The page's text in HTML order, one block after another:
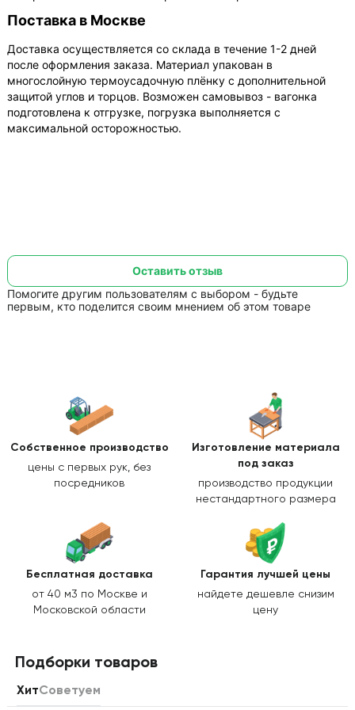
Поставка в Москве
Доставка осуществляется со склада в течение 1-2 дней
после оформления заказа. Материал упакован в
многослойную термоусадочную плёнку с дополнительной
защитой углов и торцов. Возможен самовывоз - вагонка
подготовлена к отгрузке, погрузка выполняется с
максимальной осторожностью.
Помогите другим пользователям с выбором - будьте
первым, кто поделится своим мнением об этом товаре
Оставить отзыв
Собственное производство
цены с первых рук, без
посредников
Изготовление материала
под заказ
производство продукции
нестандартного размера
Бесплатная доставка
от 40 м3 по Москве и
Московской области
Гарантия лучшей цены
найдете дешевле снизим
цену
Подборки товаров
ХитСоветуем